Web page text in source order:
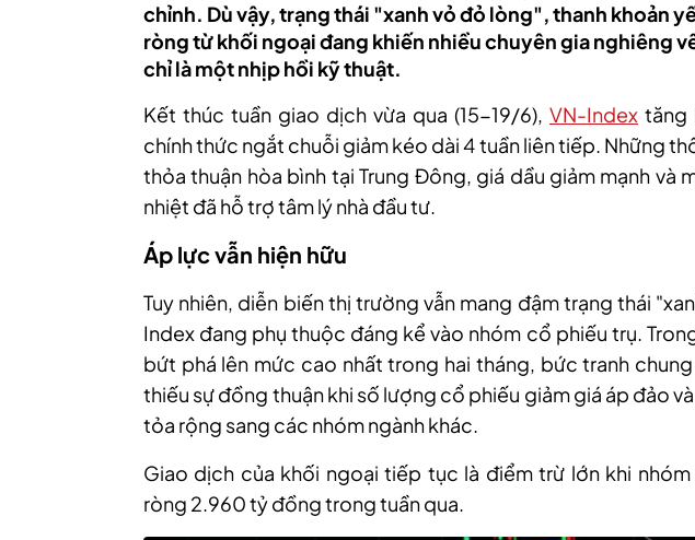
chỉnh. Dù vậy, trạng thái "xanh vỏ đỏ lòng", thanh khoản
ròng từ khối ngoại đang khiến nhiều chuyên gia nghiêng
chỉ là một nhịp hồi kỹ thuật.
Kết thúc tuần giao dịch vừa qua (15-19/6), VN-Index tăng
chính thức ngắt chuỗi giảm kéo dài 4 tuần liên tiếp. Những
thỏa thuận hòa bình tại Trung Đông, giá dầu giảm mạnh và
nhiệt đã hỗ trợ tâm lý nhà đầu tư.
Áp lực vẫn hiện hữu
Tuy nhiên, diễn biến thị trường vẫn mang đậm trạng thái
Index đang phụ thuộc đáng kể vào nhóm cổ phiếu trụ.
bứt phá lên mức cao nhất trong hai tháng, bức tranh
thiếu sự đồng thuận khi số lượng cổ phiếu giảm giá áp đảo
tỏa rộng sang các nhóm ngành khác.
Giao dịch của khối ngoại tiếp tục là điểm trừ lớn khi
ròng 2.960 tỷ đồng trong tuầnqua.